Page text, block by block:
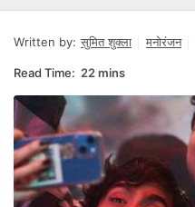
Written by: सुमित शुक्ला मनोरंजन
Read Time: 22 mins